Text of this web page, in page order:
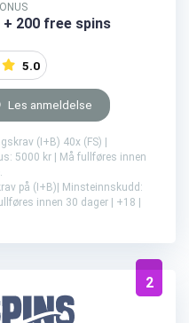
+ 200 free spins
5.0
Les anmeldelse
(I+B) 40x (FS) |
5000 kr | Må fullføres innen
på (I+B)| Minsteinnskudd:
innen 30 dager | +18 |
2